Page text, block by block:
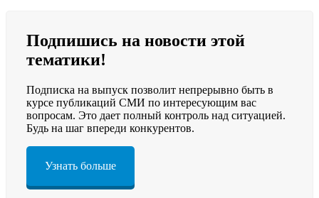
Подпишись на новости этой
тематики!
Подписка на выпуск позволит непрерывно быть в
курсе публикаций СМИ по интересующим вас
вопросам. Это дает полный контроль над ситуацией.
Будь на шаг впереди конкурентов.
Узнать больше